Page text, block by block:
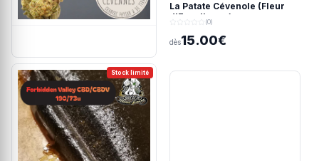
La Patate Cévenole (Fleur
d'Excellence)
(0)
dès15.00€
Stock limité